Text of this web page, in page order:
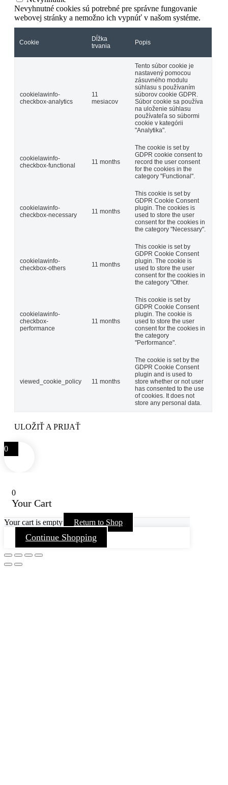
Nevyhnutné cookies sú potrebné pre správne fungovanie
webovej stránky a nemožno ich vypnúť v našom systéme.
Cookie
Dĺžka
trvania
Popis
cookielawinfo-
checkbox-analytics
11
mesiacov
Tento súbor cookie je
nastavený pomocou
zásuvného modulu
súhlasu s používaním
súborov cookie GDPR.
Súbor cookie sa používa
na uloženie súhlasu
používateľa so súbormi
cookie v kategórii
"Analytika".
cookielawinfo-
checkbox-functional
11 months
The cookie is set by
GDPR cookie consent to
record the user consent
for the cookies in the
category "Functional".
cookielawinfo-
checkbox-necessary
11 months
This cookie is set by
GDPR Cookie Consent
plugin. The cookies is
used to store the user
consent for the cookies in
the category "Necessary".
cookielawinfo-
checkbox-others
11 months
This cookie is set by
GDPR Cookie Consent
plugin. The cookie is
used to store the user
consent for the cookies in
the category "Other.
cookielawinfo-
checkbox-
performance
11 months
This cookie is set by
GDPR Cookie Consent
plugin. The cookie is
used to store the user
consent for the cookies in
the category
"Performance".
viewed_cookie_policy 11 months
The cookie is set by the
GDPR Cookie Consent
plugin and is used to
store whether or not user
has consented to the use
of cookies. It does not
store any personal data.
ULOŽIŤ A PRIJAŤ
0
0
Your Cart
Your cart is empty Return to Shop
Continue Shopping